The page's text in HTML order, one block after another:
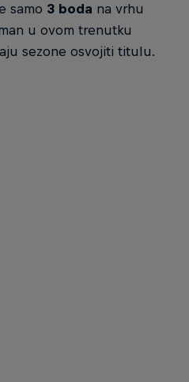
samo 3 boda na vrhu
u ovom trenutku
sezone osvojiti titulu.